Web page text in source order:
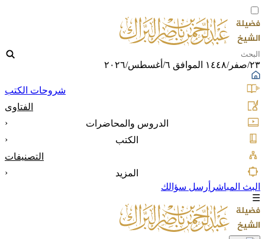
٢٣/صفر/١٤٤٨ الموافق ٦/أغسطس/٢٠٢٦
شروحات الكتب
الفتاوى
الدروس والمحاضرات
‹
الكتب
‹
التصنيفات
المزيد
‹
البث المباشر أرسل سؤالك
☰